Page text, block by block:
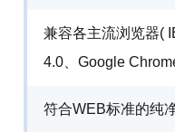
兼容各主流浏览器(
4.0、Google
符合WEB标准的纯